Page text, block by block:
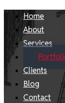
Home
About
Services
Clients
Blog
Contact